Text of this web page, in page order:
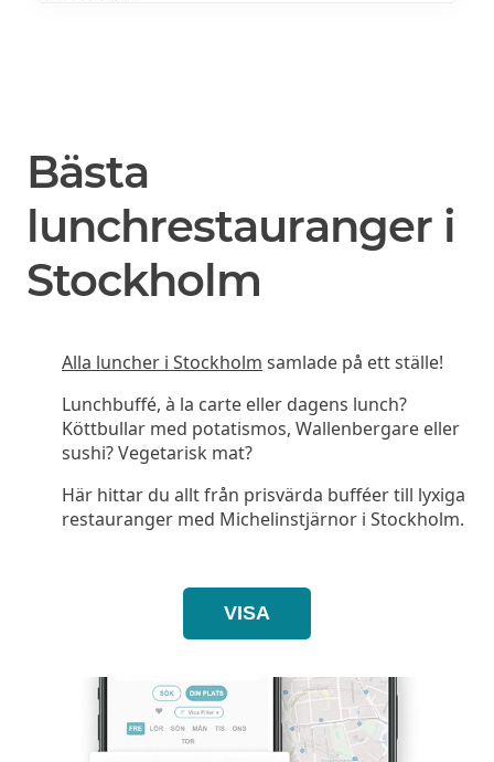
Bästa
lunchrestauranger i
Stockholm
Alla luncher i Stockholm samlade på ett ställe!
Lunchbuffé, à la carte eller dagens lunch?
Köttbullar med potatismos, Wallenbergare eller
sushi? Vegetarisk mat?
Här hittar du allt från prisvärda bufféer till lyxiga
restauranger med Michelinstjärnor i Stockholm.
VISA